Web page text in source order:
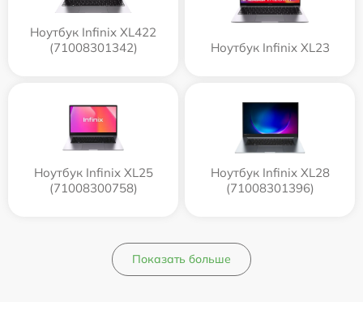
Ноутбук Infinix XL422
(71008301342)
Ноутбук Infinix XL23
Ноутбук Infinix XL25
(71008300758)
Ноутбук Infinix XL28
(71008301396)
Показать больше